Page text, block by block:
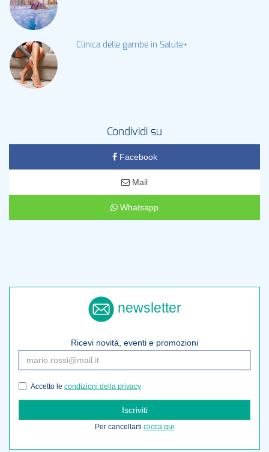
Clinica delle gambe in Salute+
Condividi su
Facebook
Mail
Whatsapp
newsletter
Ricevi novità, eventi e promozioni
Accetto le condizioni della privacy
Iscriviti
Per cancellarti clicca qui